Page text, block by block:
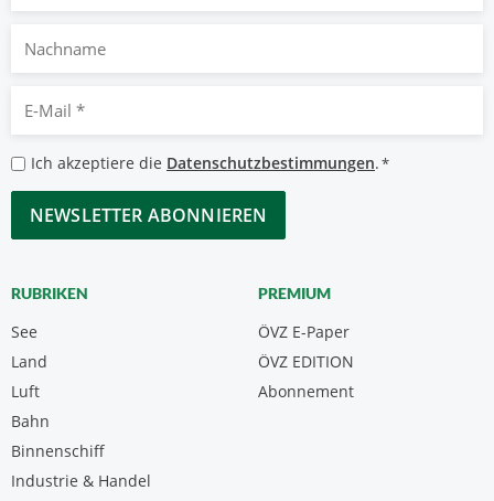
Nachname
Mail
*
Datenschutzbestimmungen
*
Ich akzeptiere die Datenschutzbestimmungen.*
CAPTCHA
RUBRIKEN
See
Land
Luft
Bahn
Binnenschiff
Industrie & Handel
PREMIUM
ÖVZ E-Paper
Abonnement
ÖVZ EDITION